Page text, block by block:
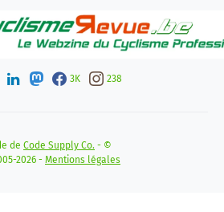
3K 238
de Code Supply Co. - ©
2026 - Mentions légales